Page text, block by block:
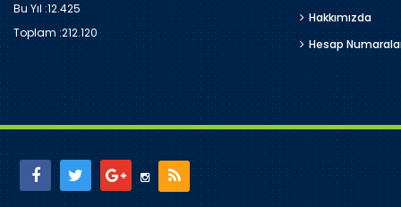
Bu Yıl :12.425
Toplam :212.120
Hakkımızda
Hesap